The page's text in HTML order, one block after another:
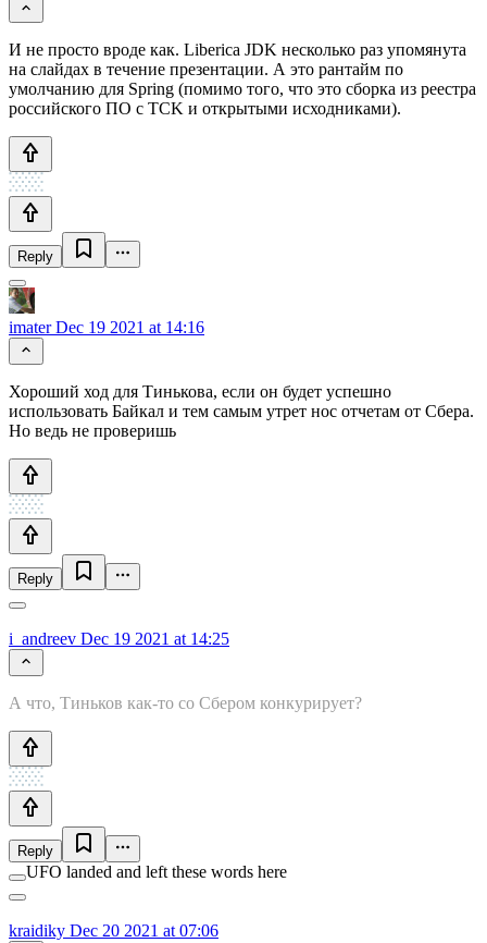
И не просто вроде как. Liberica JDK несколько раз упомянута
на слайдах в течение презентации. А это рантайм по
умолчанию для Spring (помимо того, что это сборка из реестра
российского ПО с TCK и открытыми исходниками).
Reply
imaterDec 19 2021 at 14:16
Хороший ход для Тинькова, если он будет успешно
использовать Байкал и тем самым утрет нос отчетам от Сбера.
Но ведь не проверишь
Reply
i_andreev Dec 19 2021 at 14:25
А что, Тиньков как-то со Сбером конкурирует?
Reply
UFO landed and left these words here
kraidiky Dec 20 2021 at 07:06